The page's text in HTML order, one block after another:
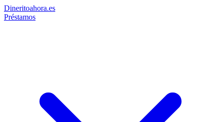
Dineritoahora.es
Préstamos